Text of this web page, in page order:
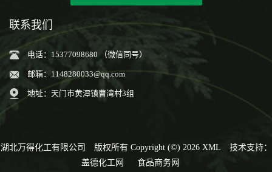
联系我们
电话：15377098680 （微信同号）
邮箱： 1148280033@qq.com
地址：天门市黄潭镇曹湾村3组
湖北万得化工有限公司 版权所有 Copyright (©) 2026 XML
技术支持：
盖德化工网
食品商务网